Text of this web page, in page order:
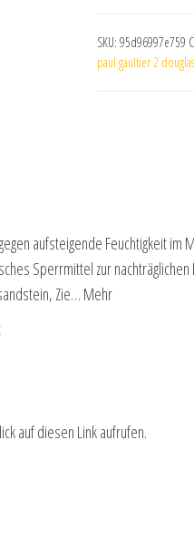
SKU: 95d96997e759
paul gaultier 2 douglas
aufsteigende Feuchtigkeit im
Sperrmittel zur
Zie… Mehr
auf diesen Link aufrufen.